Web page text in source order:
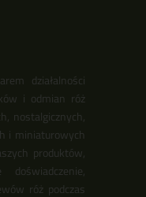
działalności
i odmian róż
nostalgicznych,
i miniaturowych
produktów,
róż podczas